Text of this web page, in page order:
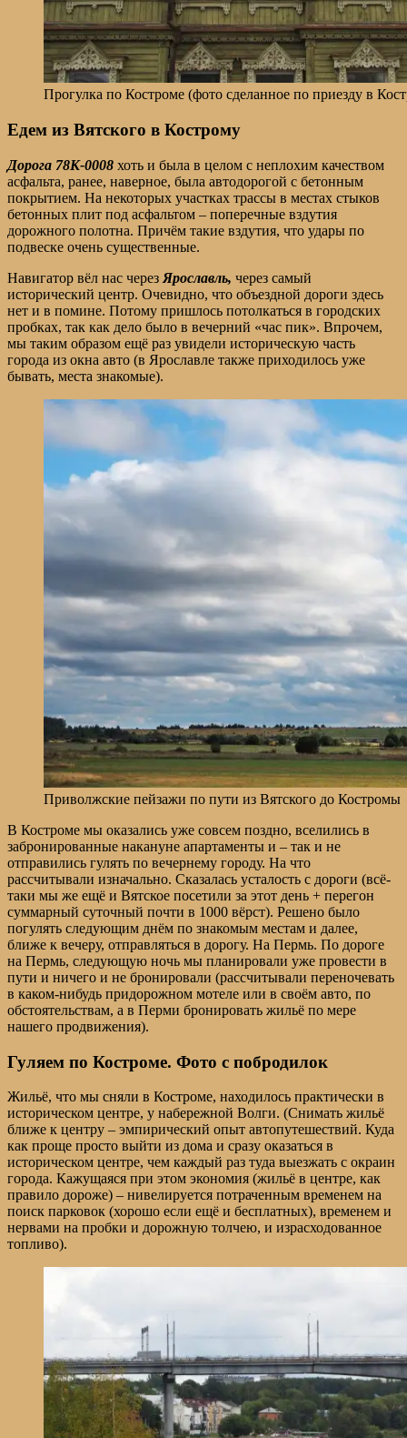
Прогулка по Костроме (фото сделанное по приезду в
Едем из Вятского в Кострому
Дорога 78К-0008 хоть и была в целом с неплохим качеством
асфальта, ранее, наверное, была автодорогой с бетонным
покрытием. На некоторых участках трассы в местах стыков
бетонных плит под асфальтом – поперечные вздутия
дорожного полотна. Причём такие вздутия, что удары по
подвеске очень существенные.
Навигатор вёл нас через Ярославль, через самый
исторический центр. Очевидно, что объездной дороги здесь
нет и в помине. Потому пришлось потолкаться в городских
пробках, так как дело было в вечерний «час пик». Впрочем,
мы таким образом ещё раз увидели историческую часть
города из окна авто (в Ярославле также приходилось уже
бывать, места знакомые).
Приволжские пейзажи по пути из Вятского до Костромы
В Костроме мы оказались уже совсем поздно, вселились в
забронированные накануне апартаменты и – так и не
отправились гулять по вечернему городу. На что
рассчитывали изначально. Сказалась усталость с дороги (всё-
таки мы же ещё и Вятское посетили за этот день + перегон
суммарный суточный почти в 1000 вёрст). Решено было
погулять следующим днём по знакомым местам и далее,
ближе к вечеру, отправляться в дорогу. На Пермь. По дороге
на Пермь, следующую ночь мы планировали уже провести в
пути и ничего и не бронировали (рассчитывали переночевать
в каком-нибудь придорожном мотеле или в своём авто, по
обстоятельствам, а в Перми бронировать жильё по мере
нашего продвижения).
Гуляем по Костроме. Фото с побродилок
Жильё, что мы сняли в Костроме, находилось практически в
историческом центре, у набережной Волги. (Снимать жильё
ближе к центру – эмпирический опыт автопутешествий. Куда
как проще просто выйти из дома и сразу оказаться в
историческом центре, чем каждый раз туда выезжать с окраин
города. Кажущаяся при этом экономия (жильё в центре, как
правило дороже) – нивелируется потраченным временем на
поиск парковок (хорошо если ещё и бесплатных), временем и
нервами на пробки и дорожную толчею, и израсходованное
топливо).